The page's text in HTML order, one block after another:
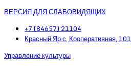
ВЕРСИЯ ДЛЯ СЛАБОВИДЯЩИХ
+7 (84657) 21104
Красный Яр с, Кооперативная, 101
Управление культуры